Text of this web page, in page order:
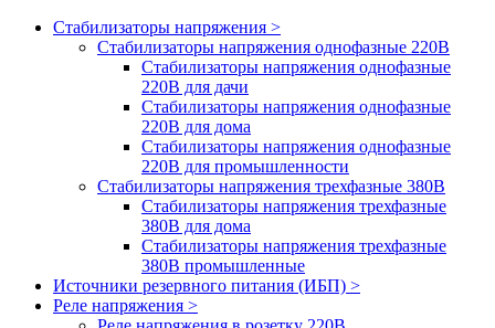
Стабилизаторы напряжения >
Cтабилизаторы напряжения однофазные 220В
Стабилизаторы напряжения однофазные
220В для дачи
Стабилизаторы напряжения однофазные
220В для дома
Стабилизаторы напряжения однофазные
220В для промышленности
Стабилизаторы напряжения трехфазные 380В
Cтабилизаторы напряжения трехфазные
380В для дома
Стабилизаторы напряжения трехфазные
380В промышленные
Источники резервного питания (ИБП) >
Реле напряжения >